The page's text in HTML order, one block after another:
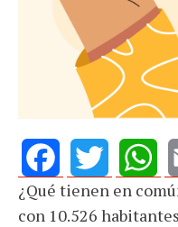
FacebookTwitter
¿Qué tienen en
con 10.526